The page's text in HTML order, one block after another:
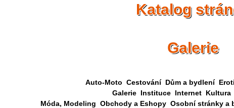
Katalog
Galerie
Auto-Moto Cestování Dům a bydlení
Galerie Instituce Internet Kultura
Móda, Modeling Obchody a Eshopy Osobní stránky a